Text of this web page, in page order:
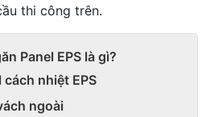
thi công trên.
Panel EPS là gì?
cách nhiệt EPS
ngoài